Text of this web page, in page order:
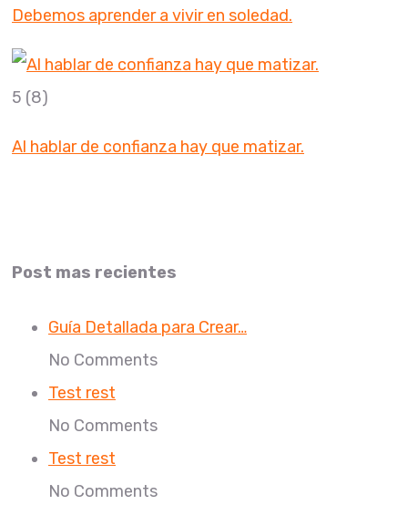
Debemos aprender a vivir en soledad.
5 (8)
Al hablar de confianza hay que matizar.
Post mas recientes
Guía Detallada para Crear…
No Comments
Test rest
No Comments
Test rest
No Comments